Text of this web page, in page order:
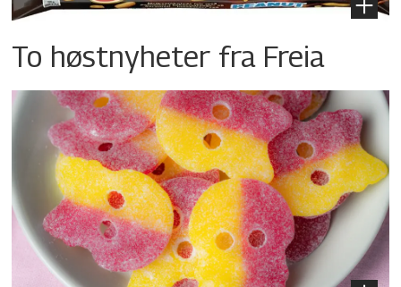
To høstnyheter fra Freia